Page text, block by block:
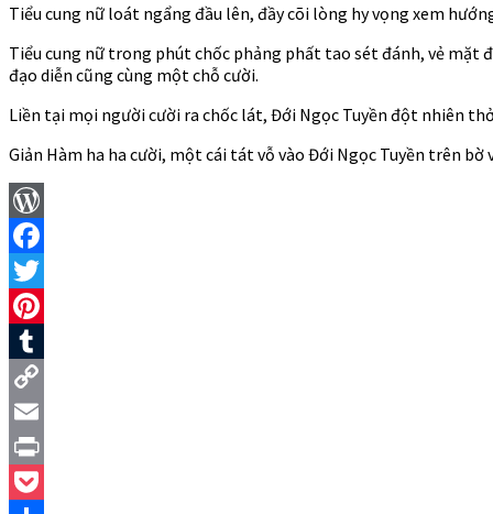
Tiểu cung nữ loát ngẩng đầu lên, đầy cõi lòng hy vọng xem
Tiểu cung nữ trong phút chốc phảng phất tao sét đánh, vẻ mặt
đạo diễn cũng cùng một chỗ cười.
Liền tại mọi người cười ra chốc lát, Đới Ngọc Tuyền đột nhiên
Giản Hàm ha ha cười, một cái tát vỗ vào Đới Ngọc Tuyền trên bờ
WordPress
Facebook
Twitter
Pinterest
Tumblr
Copy
Link
Email
Print